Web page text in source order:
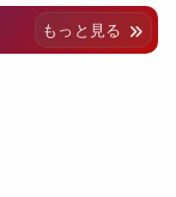
もっと見る